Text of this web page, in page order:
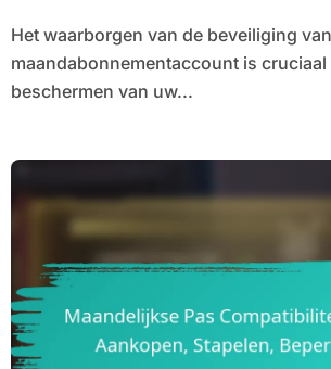
Het waarborgen van de beveiliging van uw
maandabonnementaccount is
beschermen van uw...